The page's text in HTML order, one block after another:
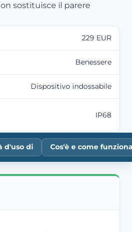
sostituisce il parere
229 EUR
Benessere
Dispositivo indossabile
IP68
d'uso di Cos'è e come